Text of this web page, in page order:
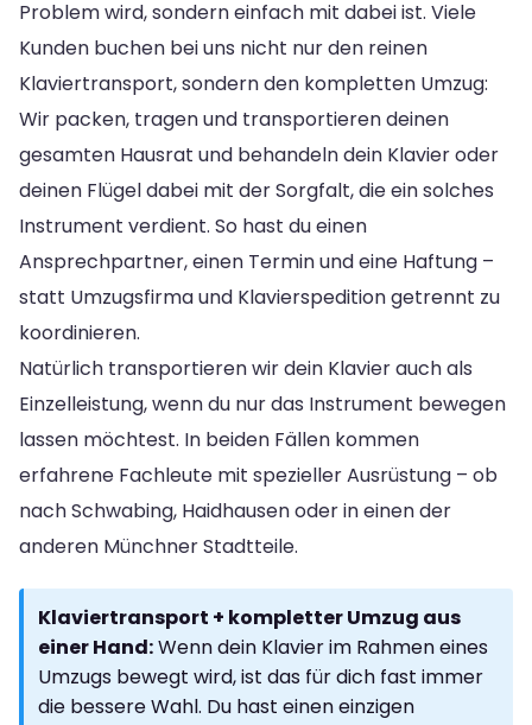
Problem wird, sondern einfach mit dabei ist. Viele
Kunden buchen bei uns nicht nur den reinen
Klaviertransport, sondern den kompletten Umzug:
Wir packen, tragen und transportieren deinen
gesamten Hausrat und behandeln dein Klavier oder
deinen Flügel dabei mit der Sorgfalt, die ein solches
Instrument verdient. So hast du einen
Ansprechpartner, einen Termin und eine Haftung –
statt Umzugsfirma und Klavierspedition getrennt zu
koordinieren.
Natürlich transportieren wir dein Klavier auch als
Einzelleistung, wenn du nur das Instrument bewegen
lassen möchtest. In beiden Fällen kommen
erfahrene Fachleute mit spezieller Ausrüstung – ob
nach Schwabing, Haidhausen oder in einen der
anderen Münchner Stadtteile.
Klaviertransport + kompletter Umzug aus
einer Hand:Wenn dein Klavier im Rahmen eines
Umzugs bewegt wird, ist das für dich fast immer
die bessere Wahl. Du hast einen einzigen